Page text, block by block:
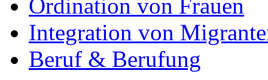
Ordination von Frauen
Integration von
Beruf & Berufung